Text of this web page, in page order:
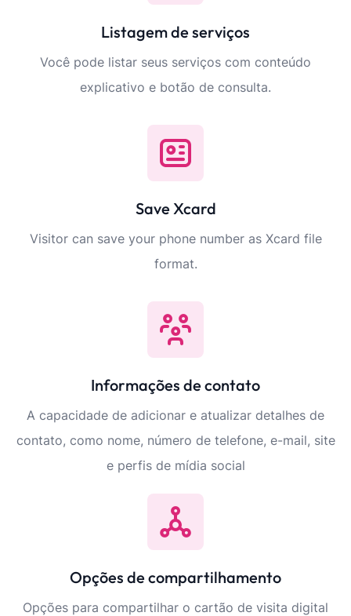
Listagem de serviços
Você pode listar seus serviços com conteúdo
explicativo e botão de consulta.
Save Xcard
Visitor can save your phone number as Xcard file
format.
Informações de contato
A capacidade de adicionar e atualizar detalhes de
contato, como nome, número de telefone, e-mail, site
e perfis de mídia social
Opções de compartilhamento
Opções para compartilhar o cartão de visita digital